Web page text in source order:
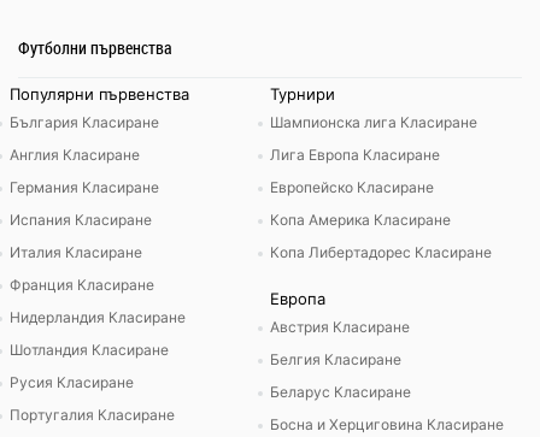
Футболни първенства
Популярни първенства
България Класиране
Англия Класиране
Германия Класиране
Испания Класиране
Италия Класиране
Франция Класиране
Нидерландия Класиране
Шотландия Класиране
Русия Класиране
Португалия Класиране
Турнири
Шампионска лига Класиране
Лига Европа Класиране
Европейско Класиране
Копа Америка Класиране
Копа Либертадорес Класиране
Европа
Австрия Класиране
Белгия Класиране
Беларус Класиране
Босна и Херциговина Класиране